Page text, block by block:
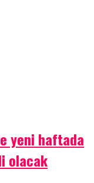
yeni haftada
olacak